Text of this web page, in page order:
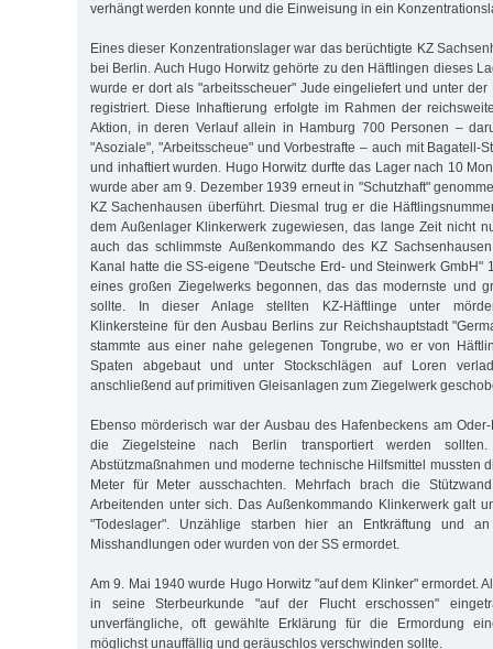
verhängt werden konnte und die Einweisung in ein
Eines dieser Konzentrationslager war das berüchtigte KZ
bei Berlin. Auch Hugo Horwitz gehörte zu den Häftlingen dieses
wurde er dort als "arbeitsscheuer" Jude eingeliefert und unter der
registriert. Diese Inhaftierung erfolgte im Rahmen der
Aktion, in deren Verlauf allein in Hamburg 700 Personen –
"Asoziale", "Arbeitsscheue" und Vorbestrafte – auch mit Bagatell-
und inhaftiert wurden. Hugo Horwitz durfte das Lager nach 10
wurde aber am 9. Dezember 1939 erneut in "Schutzhaft"
KZ Sachenhausen überführt. Diesmal trug er die
dem Außenlager Klinkerwerk zugewiesen, das lange Zeit nicht
auch das schlimmste Außenkommando des KZ
Kanal hatte die SS-eigene "Deutsche Erd- und Steinwerk GmbH"
eines großen Ziegelwerks begonnen, das das modernste und
sollte. In dieser Anlage stellten KZ-Häftlinge unter
Klinkersteine für den Ausbau Berlins zur Reichshauptstadt
stammte aus einer nahe gelegenen Tongrube, wo er von
Spaten abgebaut und unter Stockschlägen auf Loren
anschließend auf primitiven Gleisanlagen zum Ziegelwerk
Ebenso mörderisch war der Ausbau des Hafenbeckens am
die Ziegelsteine nach Berlin transportiert werden sollten.
Abstützmaßnahmen und moderne technische Hilfsmittel mussten
Meter für Meter ausschachten. Mehrfach brach die
Arbeitenden unter sich. Das Außenkommando Klinkerwerk galt
"Todeslager". Unzählige starben hier an Entkräftung und
Misshandlungen oder wurden von der SS ermordet.
Am 9. Mai 1940 wurde Hugo Horwitz "auf dem Klinker" ermordet.
in seine Sterbeurkunde "auf der Flucht erschossen"
unverfängliche, oft gewählte Erklärung für die Ermordung
möglichst unauffällig und geräuschlos verschwinden sollte.